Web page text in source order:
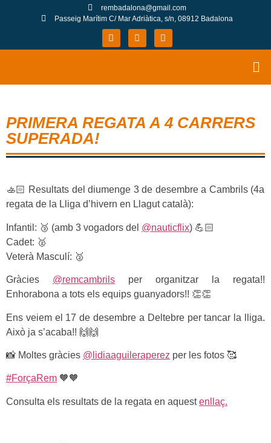
rembadalona@gmail.com
Passeig Marítim C/ Mar Adriàtica, s/n, 08912 Badalona
PRIMERA REGATA A 4 CARRERS
SUPERADA!
🚣🏻 Resultats del diumenge 3 de desembre a Cambrils (4a
regata de la Lliga d’hivern en Llagut català):
Infantil: 🥉 (amb 3 vogadors del @nauticflix) 💪🏻
Cadet: 🥈
Veterà Masculí: 🥈
Gràcies @remcambrils per organitzar la regata!!
Enhorabona a tots els equips guanyadors!! 👏👏
Ens veiem el 17 de desembre a Deltebre per tancar la lliga.
Això ja s’acaba!! 🙌🙌
📸 Moltes gràcies @lidiaaguileraperez per les fotos 🥰
#ForçaRem 🧡🧡
Consulta els resultats de la regata en aquestenllaç.